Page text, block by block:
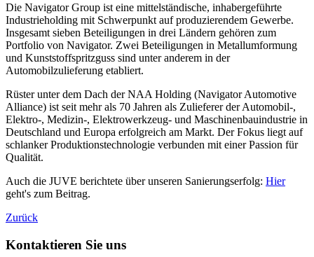
Die Navigator Group ist eine mittelständische, inhabergeführte
Industrieholding mit Schwerpunkt auf produzierendem Gewerbe.
Insgesamt sieben Beteiligungen in drei Ländern gehören zum
Portfolio von Navigator. Zwei Beteiligungen in Metallumformung
und Kunststoffspritzguss sind unter anderem in der
Automobilzulieferung etabliert.
Rüster unter dem Dach der NAA Holding (Navigator Automotive
Alliance) ist seit mehr als 70 Jahren als Zulieferer der Automobil-,
Elektro-, Medizin-, Elektrowerkzeug- und Maschinenbauindustrie in
Deutschland und Europa erfolgreich am Markt. Der Fokus liegt auf
schlanker Produktionstechnologie verbunden mit einer Passion für
Qualität.
Auch die JUVE berichtete über unseren Sanierungserfolg: Hier
geht's zum Beitrag.
Zurück
Kontaktieren Sie uns